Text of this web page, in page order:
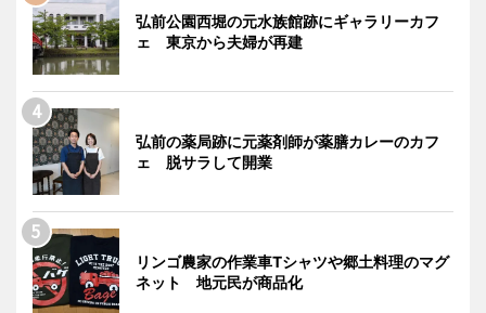
弘前公園西堀の元水族館跡にギャラリーカフ
ェ 東京から夫婦が再建
弘前の薬局跡に元薬剤師が薬膳カレーのカフ
ェ 脱サラして開業
リンゴ農家の作業車Tシャツや郷土料理のマグ
ネット 地元民が商品化